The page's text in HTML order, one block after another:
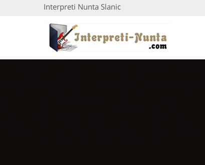
Interpreti Nunta Slanic